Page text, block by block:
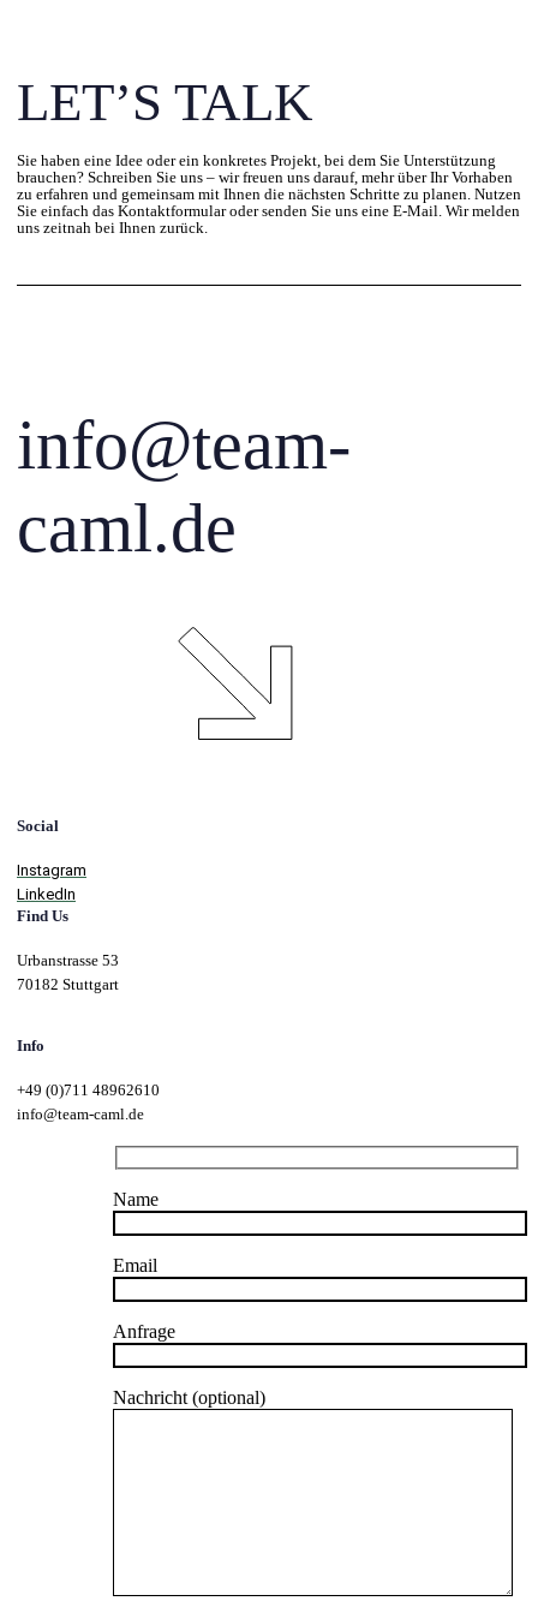
LET’S TALK
Sie haben eine Idee oder ein konkretes Projekt, bei dem Sie Unterstützung
brauchen? Schreiben Sie uns – wir freuen uns darauf, mehr über Ihr Vorhaben
zu erfahren und gemeinsam mit Ihnen die nächsten Schritte zu planen. Nutzen
Sie einfach das Kontaktformular oder senden Sie uns eine E-Mail. Wir melden
uns zeitnah bei Ihnen zurück.
info@team-
caml.de
Social
Instagram
LinkedIn
Find Us
Urbanstrasse 53
70182 Stuttgart
Info
+49 (0)711 48962610
info@team-caml.de
Name
Email
Anfrage
Nachricht (optional)